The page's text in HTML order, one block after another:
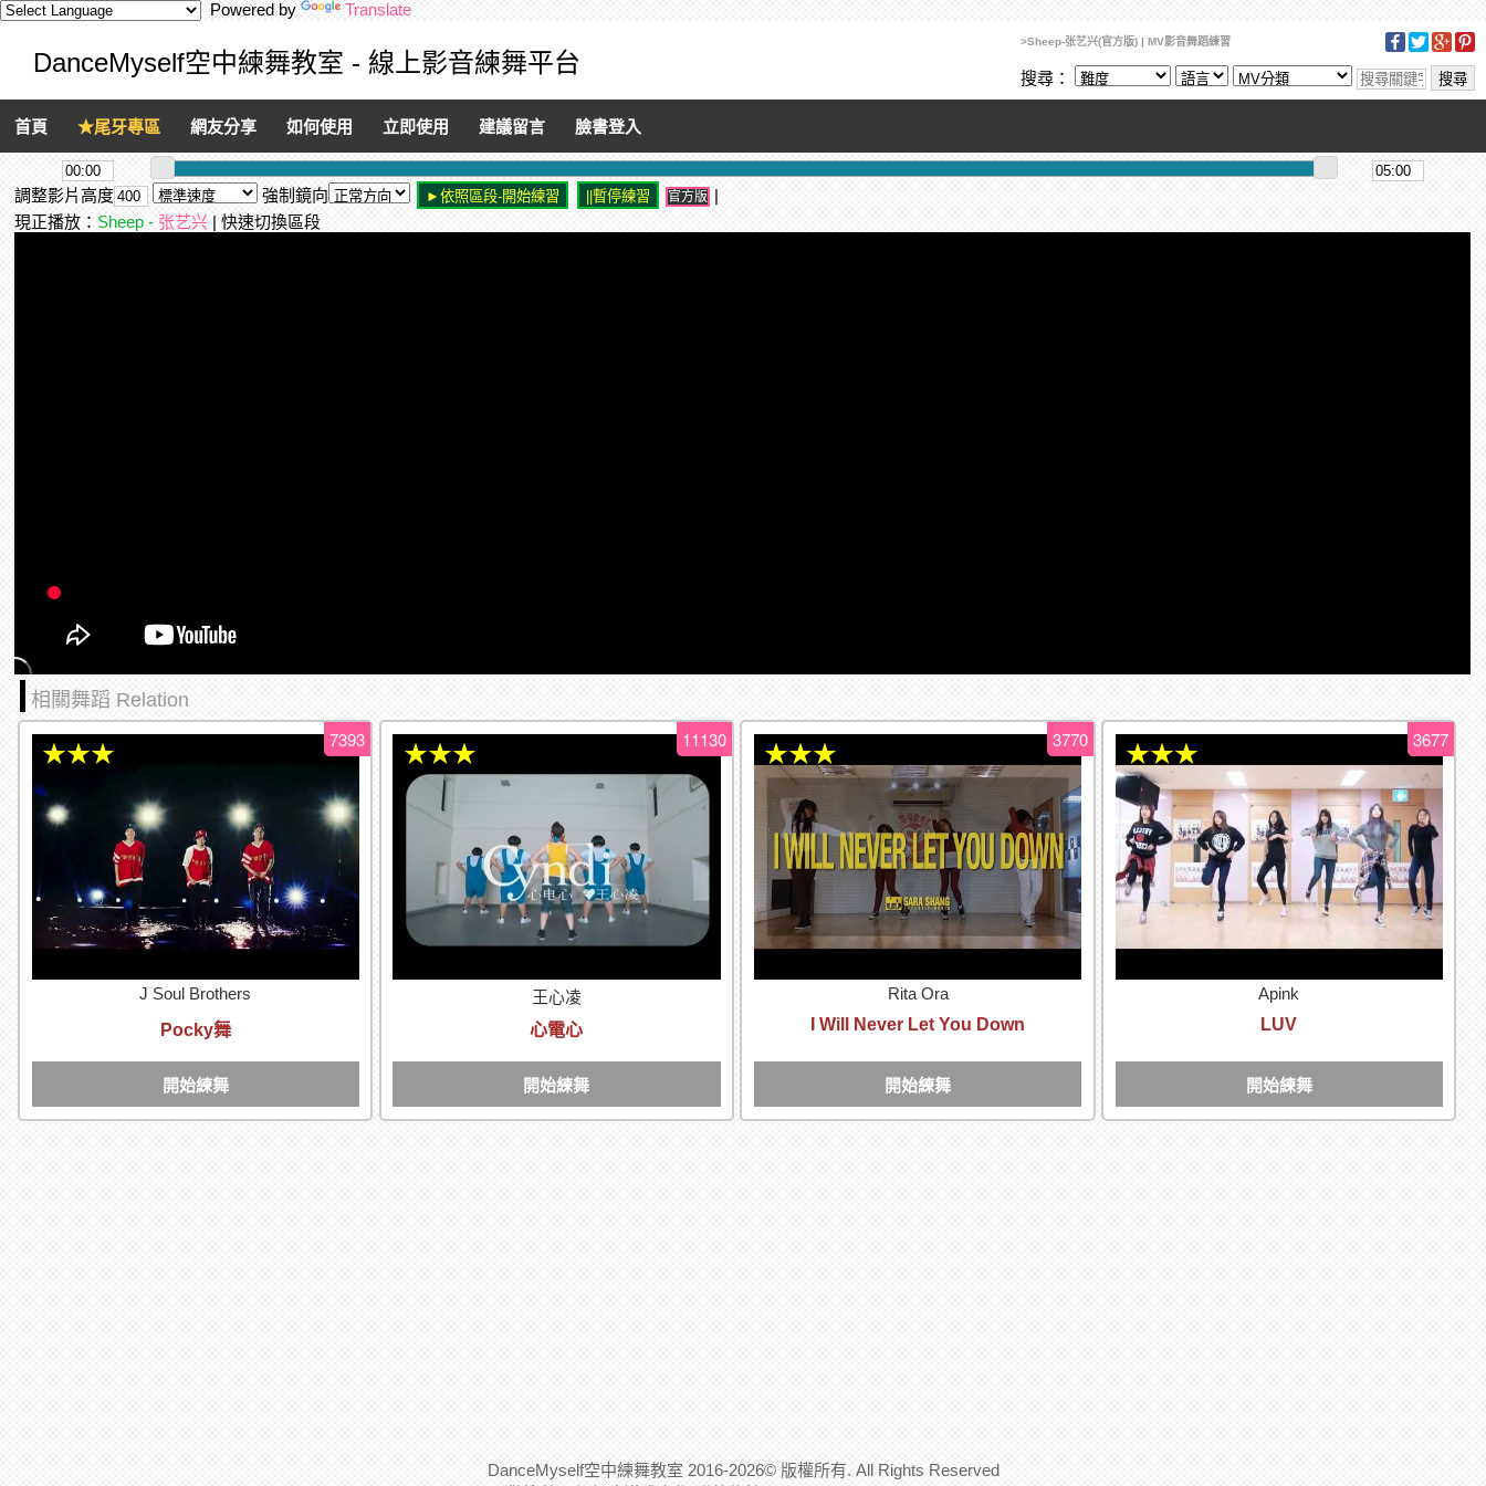
Powered by Translate
DanceMyself空中練舞教室 - 線上影音練舞平台
>Sheep-张艺兴(官方版) | MV影音舞蹈練習
搜尋：
首頁 ★尾牙專區 網友分享 如何使用 立即使用 建議留言 臉書登入
調整影片高度 強制鏡向 官方版 |
現正播放： Sheep - 张艺兴 | 快速切換區段
相關舞蹈 Relation
J Soul Brothers
Pocky舞
開始練舞
7393
★★★
王心凌
心電心
開始練舞
11130
★★★
Rita Ora
I Will Never Let You Down
開始練舞
3770
★★★
Apink
LUV
開始練舞
3677
★★★
DanceMyself空中練舞教室 2016-2026© 版權所有. All Rights Reserved